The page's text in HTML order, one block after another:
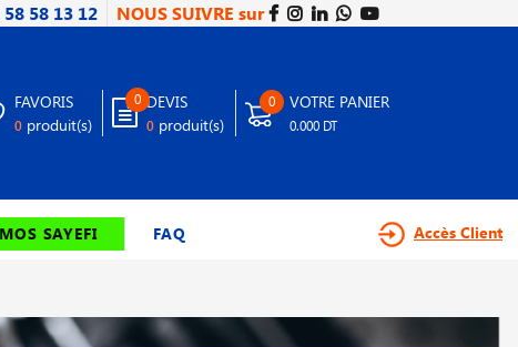
58 58 13 12 NOUS SUIVRE sur
FAVORIS
0 produit(s)
0 DEVIS
0 produit(s)
0 VOTRE PANIER
0.000 DT
SAYEFI FAQ Accès Client